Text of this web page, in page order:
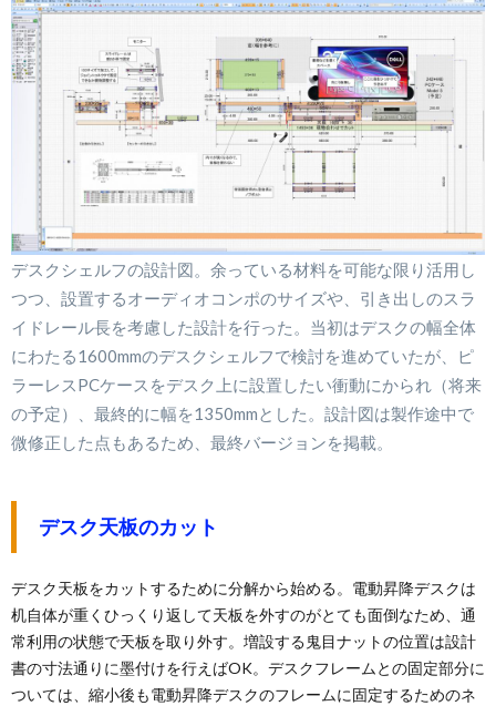
デスクシェルフの設計図。余っている材料を可能な限り活用し
つつ、設置するオーディオコンポのサイズや、引き出しのスラ
イドレール長を考慮した設計を行った。当初はデスクの幅全体
にわたる1600mmのデスクシェルフで検討を進めていたが、ピ
ラーレスPCケースをデスク上に設置したい衝動にかられ（将来
の予定）、最終的に幅を1350mmとした。設計図は製作途中で
微修正した点もあるため、最終バージョンを掲載。
デスク天板のカット
デスク天板をカットするために分解から始める。電動昇降デスクは
机自体が重くひっくり返して天板を外すのがとても面倒なため、通
常利用の状態で天板を取り外す。増設する鬼目ナットの位置は設計
書の寸法通りに墨付けを行えばOK。デスクフレームとの固定部分に
ついては、縮小後も電動昇降デスクのフレームに固定するためのネ